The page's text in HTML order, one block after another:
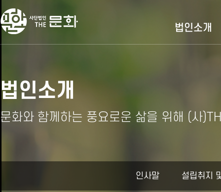
법인소개
법인소개
문화와 함께하는 풍요로운 삶을 위해 (사
인사말 설립취지